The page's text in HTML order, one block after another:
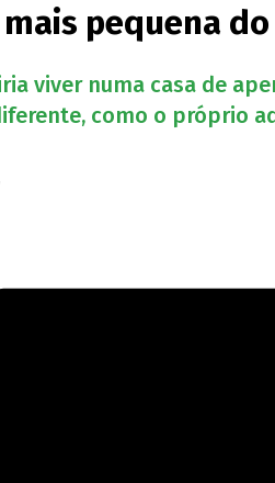
pequena
viver numa casa de
como o próprio